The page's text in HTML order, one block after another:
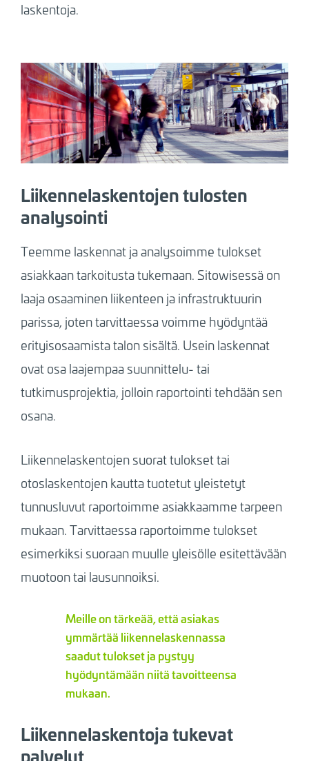
laskentoja.
Liikennelaskentojen tulosten
analysointi
Teemme laskennat ja analysoimme tulokset
asiakkaan tarkoitusta tukemaan. Sitowisessä on
laaja osaaminen liikenteen ja infrastruktuurin
parissa, joten tarvittaessa voimme hyödyntää
erityisosaamista talon sisältä. Usein laskennat
ovat osa laajempaa suunnittelu- tai
tutkimusprojektia, jolloin raportointi tehdään sen
osana.
Liikennelaskentojen suorat tulokset tai
otoslaskentojen kautta tuotetut yleistetyt
tunnusluvut raportoimme asiakkaamme tarpeen
mukaan. Tarvittaessa raportoimme tulokset
esimerkiksi suoraan muulle yleisölle esitettävään
muotoon tai lausunnoiksi.
Meille on tärkeää, että asiakas
ymmärtää liikennelaskennassa
saadut tulokset ja pystyy
hyödyntämään niitä tavoitteensa
mukaan.
Liikennelaskentoja tukevat
palvelut